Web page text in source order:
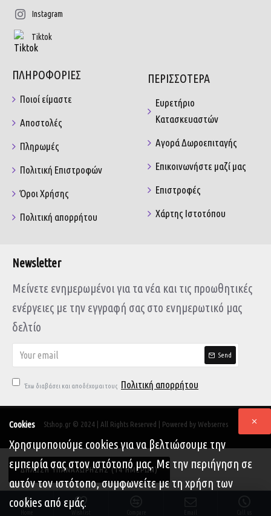
Instagram
Tiktok
ΠΛΗΡΟΦΟΡΙΕΣ
Ποιοί είμαστε
Αποστολές
Πληρωμές
Πολιτική Επιστροφών
Όροι Χρήσης
Πολιτική απορρήτου
ΠΕΡΙΣΣΟΤΕΡΑ
Ευρετήριο
Κατασκευαστών
Αγορά Δωροεπιταγής
Επικοινωνήστε μαζί μας
Επιστροφές
Χάρτης Ιστοτόπου
Newsletter
Μείνετε ενημερωμένοι για τα νέα και τις προωθητικές
ενέργειες με την εγγραφή σας στο ενημερωτικό μας
δελτίο
Send
Έχω διαβάσει και αποδέχομαι τους Πολιτική απορρήτου
Stshop.gr © 2024 | All Rights Reserved | Powered by Webserres
ΔΉΛΩΣΗ ΥΠΑΝΑΧΏΡΗΣΗΣ (14 ΗΜΕΡΏΝ)
Cookies
Χρησιμοποιούμε cookies για να βελτιώσουμε την
εμπειρία σας στον ιστότοπό μας. Με την περιήγηση σε
αυτόν τον ιστότοπο, συμφωνείτε με τη χρήση των
cookies από εμάς.